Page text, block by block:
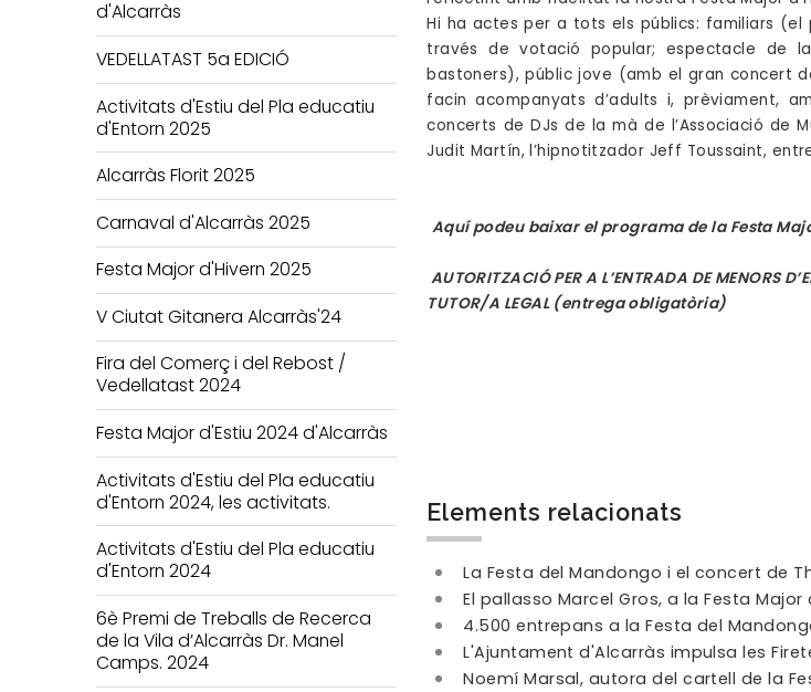
d'Alcarràs
VEDELLATAST 5a EDICIÓ
Activitats d'Estiu del Pla educatiu
d'Entorn 2025
Alcarràs Florit 2025
Carnaval d'Alcarràs 2025
Festa Major d'Hivern 2025
V Ciutat Gitanera Alcarràs'24
Fira del Comerç i del Rebost /
Vedellatast 2024
Festa Major d'Estiu 2024 d'Alcarràs
Activitats d'Estiu del Pla educatiu
d'Entorn 2024, les activitats.
Activitats d'Estiu del Pla educatiu
d'Entorn 2024
6è Premi de Treballs de Recerca
de la Vila d’Alcarràs Dr. Manel
Camps. 2024
Hi ha actes per a tots els públics: familiars (el
través de votació popular; espectacle de
bastoners), públic jove (amb el gran concert
facin acompanyats d’adults i, prèviament,
concerts de DJs de la mà de l’Associació de
Judit Martín, l’hipnotitzador Jeff Toussaint,
Aquí podeu baixar el programa de la Festa
AUTORITZACIÓ PER A L’ENTRADA DE MENORS
TUTOR/A LEGAL (entrega obligatòria)
Elements relacionats
La Festa del Mandongo i el concert de
El pallasso Marcel Gros, a la Festa Major
4.500 entrepans a la Festa del
L'Ajuntament d'Alcarràs impulsa les
Noemí Marsal, autora del cartell de la